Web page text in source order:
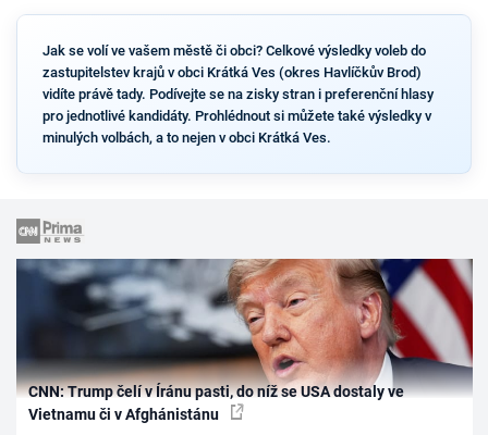
Jak se volí ve vašem městě či obci? Celkové výsledky voleb do
zastupitelstev krajů v obci Krátká Ves (okres Havlíčkův Brod)
vidíte právě tady. Podívejte se na zisky stran i preferenční hlasy
pro jednotlivé kandidáty. Prohlédnout si můžete také výsledky v
minulých volbách, a to nejen v obci Krátká Ves.
CNN: Trump čelí v Íránu pasti, do níž se USA dostaly ve
Vietnamu či v Afghánistánu